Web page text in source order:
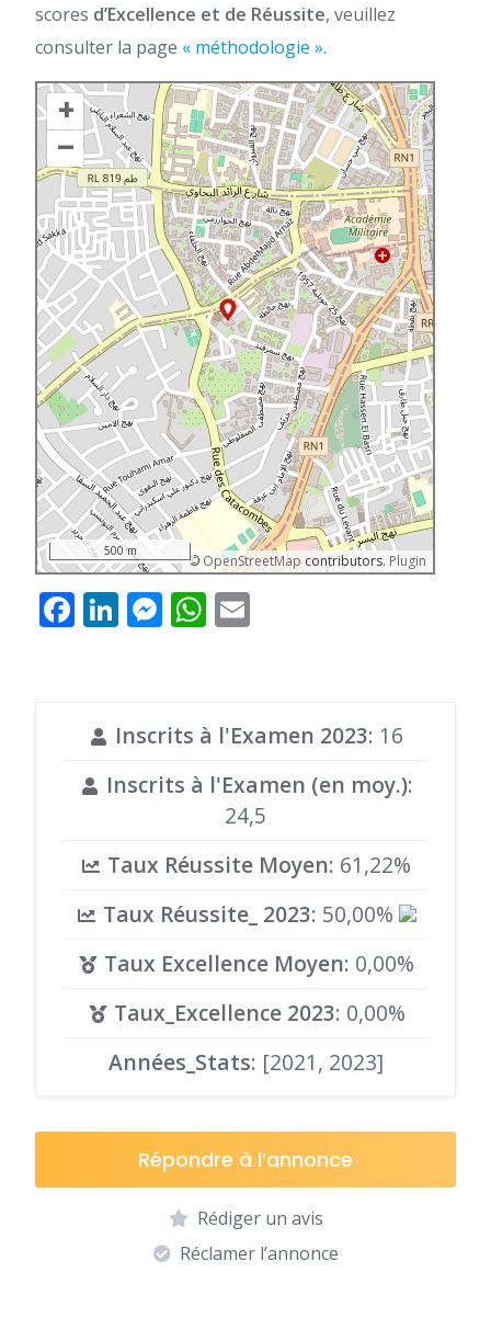
scores d’Excellence et de Réussite, veuillez
consulter la page « méthodologie ».
+
–
© OpenStreetMap contributors. Plugin
500 m
Facebook
LinkedIn
Messenger
WhatsApp
Inscrits à l'Examen 2023: 16
Inscrits à l'Examen (en moy.):
24,5
Taux Réussite Moyen: 61,22%
Taux Réussite_ 2023: 50,00%
Taux Excellence Moyen: 0,00%
Taux_Excellence 2023: 0,00%
Années_Stats: [2021, 2023]
Répondre à l’annonce
Rédiger un avis
Réclamer l’annonce